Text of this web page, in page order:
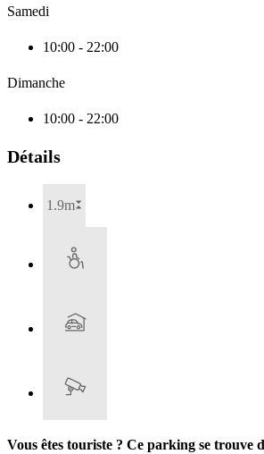
Samedi
10:00 - 22:00
Dimanche
10:00 - 22:00
Détails
1.9m
Vous êtes touriste ? Ce parking se trouve